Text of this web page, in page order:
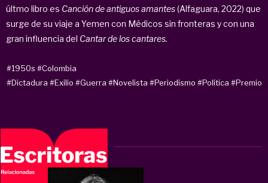
últmo libro es Canción de antiguos amantes(Alfaguara, 2022) que
surge de su viaje a Yemen con Médicos sin fronteras y con una
gran influencia del Cantar de los cantares.
#1950s #Colombia
#Dictadura #Exilio #Guerra #Novelista #Periodismo #Política #Premio